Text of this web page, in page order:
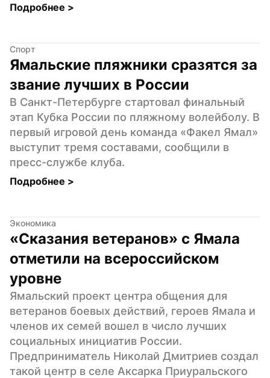
Подробнее >
Спорт
Ямальские пляжники сразятся за
звание лучших в России
В Санкт-Петербурге стартовал финальный
этап Кубка России по пляжному волейболу. В
первый игровой день команда «Факел Ямал»
выступит тремя составами, сообщили в
пресс-службе клуба.
Подробнее >
Экономика
«Сказания ветеранов» с Ямала
отметили на всероссийском
уровне
Ямальский проект центра общения для
ветеранов боевых действий, героев Ямала и
членов их семей вошел в число лучших
социальных инициатив России.
Предприниматель Николай Дмитриев создал
такой центр в селе Аксарка Приуральского